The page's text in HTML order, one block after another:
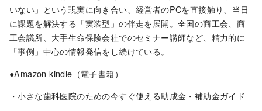
いない」という現実に向き合い、経営者のPCを直接触り、当日
に課題を解決する「実装型」の伴走を展開。全国の商工会、商
工会議所、大手生命保険会社でのセミナー講師など、精力的に
「事例」中心の情報発信をし続けている。
●Amazon kindle（電子書籍）
・小さな歯科医院のための今すぐ使える助成金・補助金ガイド